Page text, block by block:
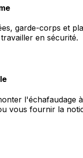
garde-corps et
en sécurité.
l'échafaudage
vous fournir la